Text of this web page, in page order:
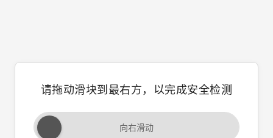
请拖动滑块到最右方，以完成安全检测
向右滑动